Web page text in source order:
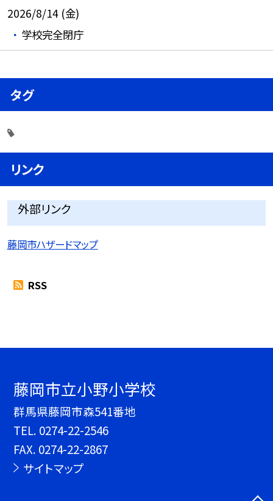
2026/8/14 (金)
学校完全閉庁
タグ
リンク
外部リンク
藤岡市ハザードマップ
RSS
藤岡市立小野小学校
群馬県藤岡市森541番地
TEL. 0274-22-2546
FAX. 0274-22-2867
サイトマップ